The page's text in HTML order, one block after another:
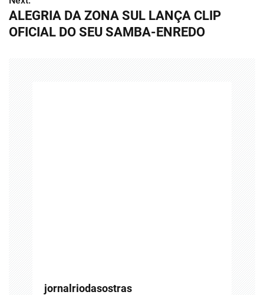
e
ALEGRIA DA ZONA SUL LANÇA CLIP
OFICIAL DO SEU SAMBA-ENREDO
jornalriodasostras